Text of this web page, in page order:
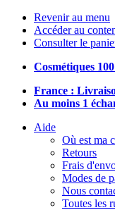
Revenir au menu
Accéder au
Consulter le
Cosmétiques
France :
Au moins 1
Aide
Où est ma
Retours
Frais
Modes de
Nous
Toutes les